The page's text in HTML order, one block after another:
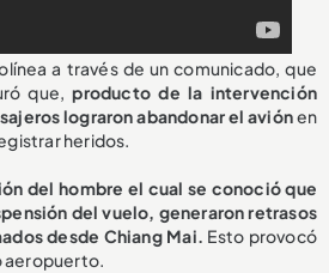
a través de un comunicado, que
que,producto de la intervención
lograron abandonar el aviónen
heridos.
del hombre el cual se conoció que
del vuelo, generaron retrasos
desde Chiang Mai. Esto provocó
aeropuerto.